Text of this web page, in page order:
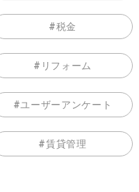
税金
リフォーム
ユーザーアンケート
賃貸管理